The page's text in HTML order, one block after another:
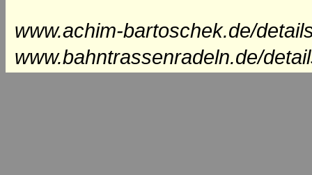
www.achim-bartoschek.de/
www.bahntrassenradeln.de/